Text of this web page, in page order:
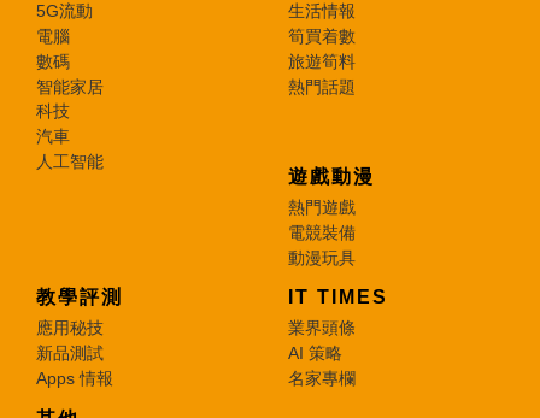
5G流動
電腦
數碼
智能家居
科技
汽車
人工智能
生活情報
筍買着數
旅遊筍料
熱門話題
遊戲動漫
熱門遊戲
電競裝備
動漫玩具
教學評測
應用秘技
新品測試
Apps 情報
IT TIMES
業界頭條
AI 策略
名家專欄